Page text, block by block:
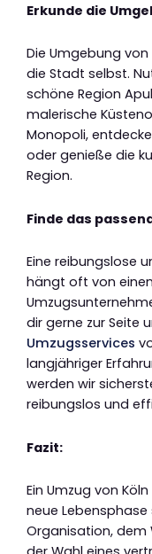
Erkunde die
Die Umgebung
die Stadt selbst.
schöne Region
malerische
Monopoli,
oder genieße die
Region.
Finde das
Eine reibungslose
hängt oft von
dir gerne zur Seite
Umzugsservices
langjähriger
werden wir
reibungslos und
Fazit:
Ein Umzug von
neue
Organisation, dem